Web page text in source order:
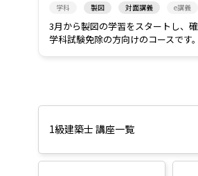
学科 製図 対面講義 e講義
3月から製図の学習をスタートし、
学科試験免除の方向けのコースです。
1級建築士 講座一覧